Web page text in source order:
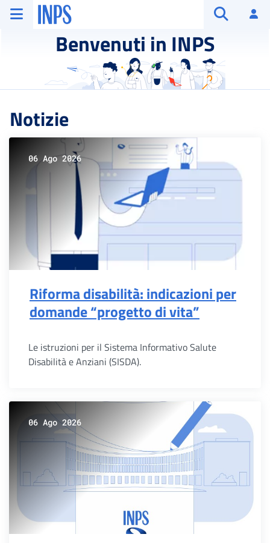
Vai al menu principale
Vai al contenuto principale
Vai al pie' di pagina
INPS ()
Benvenuti in INPS
Notizie
06 Ago 2026
Riforma disabilità: indicazioni per
domande “progetto di vita”
Le istruzioni per il Sistema Informativo Salute
Disabilità e Anziani (SISDA).
06 Ago 2026